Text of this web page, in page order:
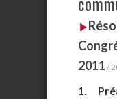
2011 /
1.